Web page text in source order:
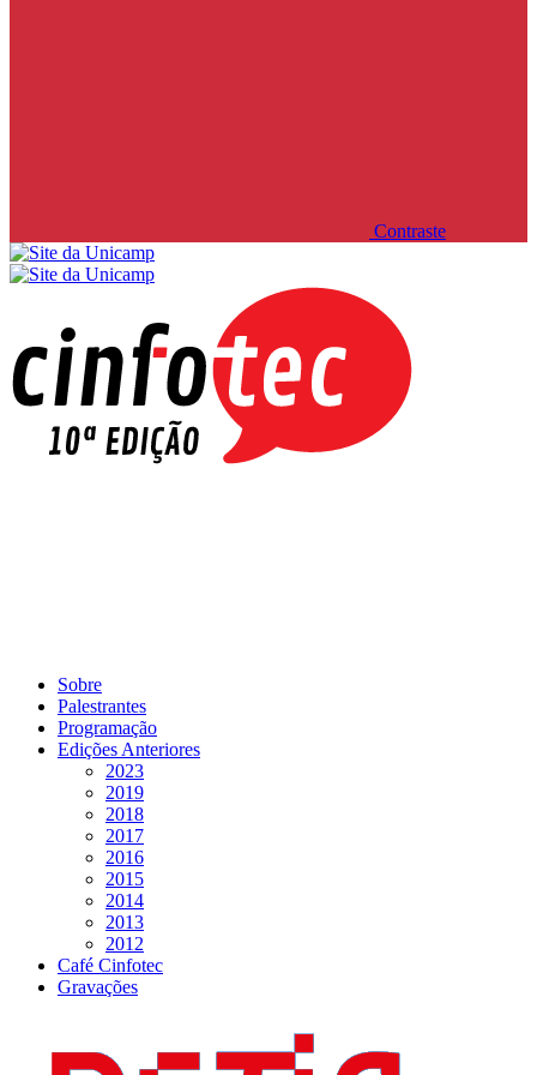
Contraste
Sobre
Palestrantes
Programação
Edições Anteriores
2023
2019
2018
2017
2016
2015
2014
2013
2012
Café Cinfotec
Gravações